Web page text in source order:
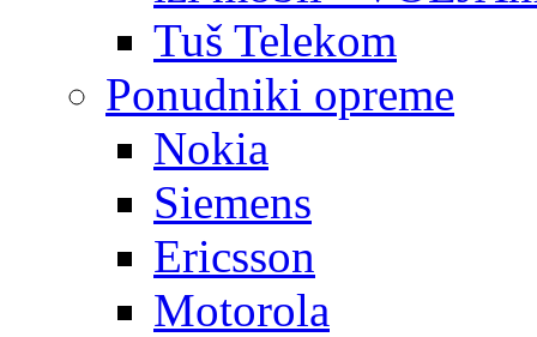
Tuš Telekom
Ponudniki opreme
Nokia
Siemens
Ericsson
Motorola